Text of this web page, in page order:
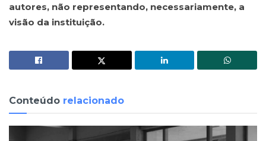
autores, não representando, necessariamente, a
visão da instituição.
Conteúdo relacionado